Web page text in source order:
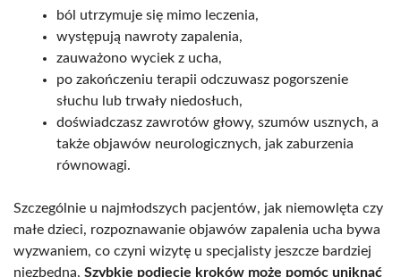
ból utrzymuje się mimo leczenia,
występują nawroty zapalenia,
zauważono wyciek z ucha,
po zakończeniu terapii odczuwasz pogorszenie
słuchu lub trwały niedosłuch,
doświadczasz zawrotów głowy, szumów usznych, a
także objawów neurologicznych, jak zaburzenia
równowagi.
Szczególnie u najmłodszych pacjentów, jak niemowlęta czy
małe dzieci, rozpoznawanie objawów zapalenia ucha bywa
wyzwaniem, co czyni wizytę u specjalisty jeszcze bardziej
niezbędną. Szybkie podjęcie kroków może pomóc uniknąć